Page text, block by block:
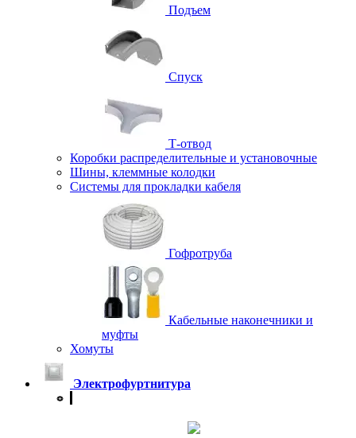
Подъем
Спуск
Т-отвод
Коробки распределительные и установочные
Шины, клеммные колодки
Системы для прокладки кабеля
Гофротруба
Кабельные наконечники и
муфты
Хомуты
Электрофуртнитура